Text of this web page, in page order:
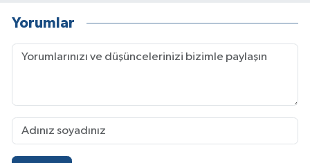
Yorumlar